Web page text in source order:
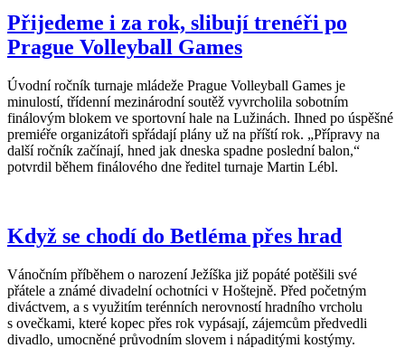
Přijedeme i za rok, slibují trenéři po
Prague Volleyball Games
Úvodní ročník turnaje mládeže Prague Volleyball Games je
minulostí, třídenní mezinárodní soutěž vyvrcholila sobotním
finálovým blokem ve sportovní hale na Lužinách. Ihned po úspěšné
premiéře organizátoři spřádají plány už na příští rok. „Přípravy na
další ročník začínají, hned jak dneska spadne poslední balon,“
potvrdil během finálového dne ředitel turnaje Martin Lébl.
Když se chodí do Betléma přes hrad
Vánočním příběhem o narození Ježíška již popáté potěšili své
přátele a známé divadelní ochotníci v Hoštejně. Před početným
diváctvem, a s využitím terénních nerovností hradního vrcholu
s ovečkami, které kopec přes rok vypásají, zájemcům předvedli
divadlo, umocněné průvodním slovem i nápaditými kostýmy.